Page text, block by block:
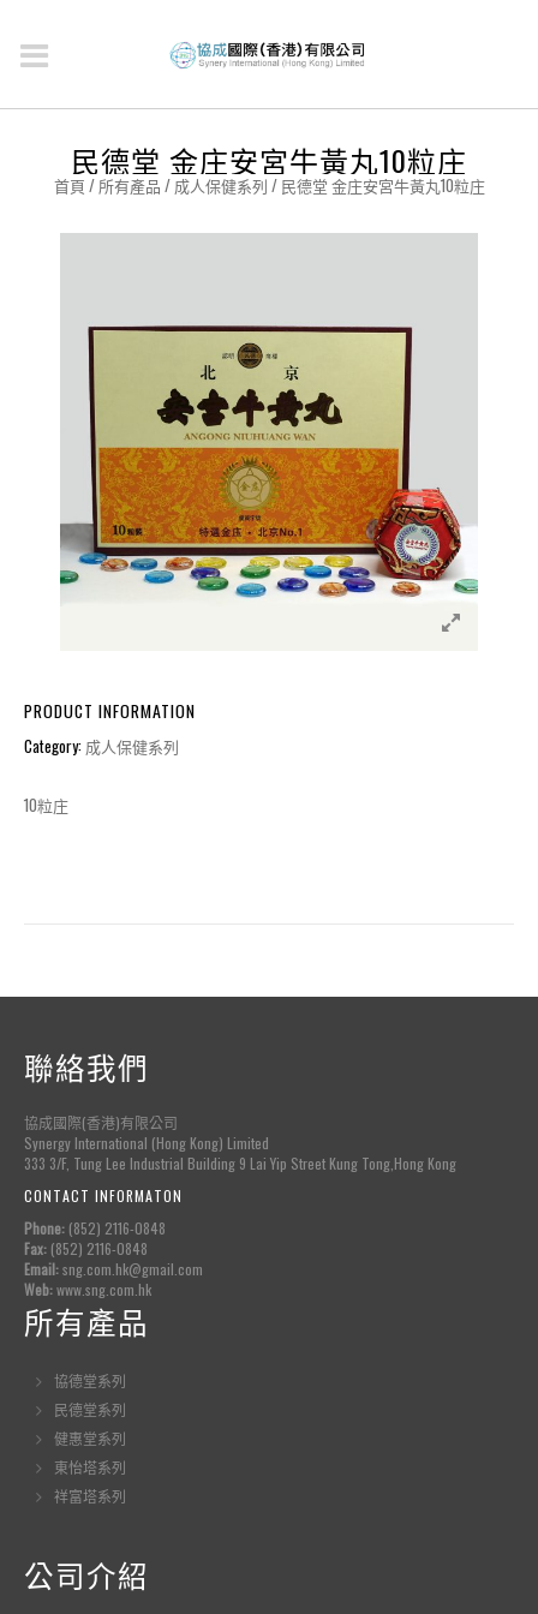
民德堂 金庄安宮牛黃丸10粒庄
首頁 / 所有產品 / 成人保健系列 / 民德堂 金庄安宮牛黃丸10粒庄
PRODUCT INFORMATION
Category: 成人保健系列
10粒庄
聯絡我們
協成國際(香港)有限公司
Synergy International (Hong Kong) Limited
333 3/F, Tung Lee Industrial Building 9 Lai Yip Street Kung Tong,Hong Kong
CONTACT INFORMATON
Phone: (852) 2116-0848
Fax: (852) 2116-0848
Email:sng.com.hk@gmail.com
Web:www.sng.com.hk
所有產品
協德堂系列
民德堂系列
健惠堂系列
東怡塔系列
祥富塔系列
公司介紹